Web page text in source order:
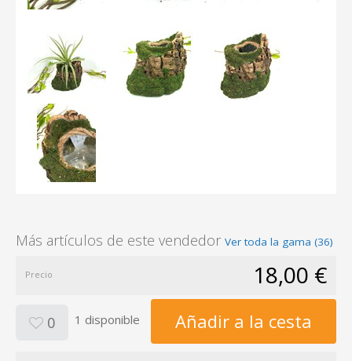
Más artículos de este vendedor Ver toda la gama (36)
Precio 18,00 €
0 1 disponible Añadir a la cesta